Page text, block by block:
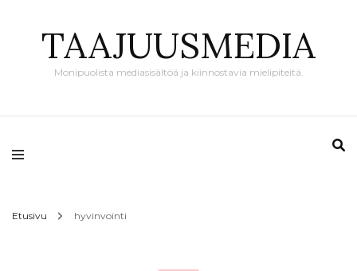
TAAJUUSMEDIA
Monipuolista mediasisältöä ja kiinnostavia mielipiteitä.
Etusivu hyvinvointi